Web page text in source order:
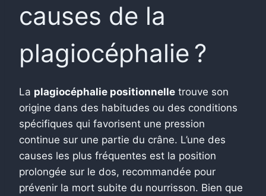
causes de la
plagiocéphalie ?
La plagiocéphalie positionnelle trouve son
origine dans des habitudes ou des conditions
spécifiques qui favorisent une pression
continue sur une partie du crâne. L’une des
causes les plus fréquentes est la position
prolongée sur le dos, recommandée pour
prévenir la mort subite du nourrisson. Bien que